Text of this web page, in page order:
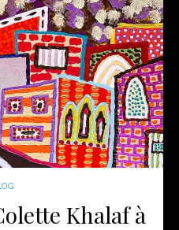
Khalaf à